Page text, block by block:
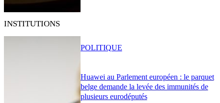
INSTITUTIONS
Huawei au Parlement européen : le parquet
belge demande la levée des immunités de
plusieurs eurodéputés
POLITIQUE